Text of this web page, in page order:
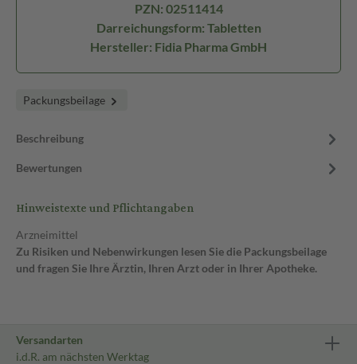
PZN: 02511414
Darreichungsform: Tabletten
Hersteller: Fidia Pharma GmbH
Packungsbeilage
Beschreibung
Bewertungen
Hinweistexte und Pflichtangaben
Arzneimittel
Zu Risiken und Nebenwirkungen lesen Sie die Packungsbeilage
und fragen Sie Ihre Ärztin, Ihren Arzt oder in Ihrer Apotheke.
Versandarten
i.d.R. am nächsten Werktag